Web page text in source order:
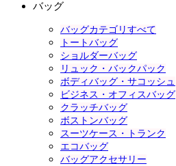
バッグ
バッグカテゴリすべて
トートバッグ
ショルダーバッグ
リュック・バックパック
ボディバッグ・サコッシュ
ビジネス・オフィスバッグ
クラッチバッグ
ボストンバッグ
スーツケース・トランク
エコバッグ
バッグアクセサリー